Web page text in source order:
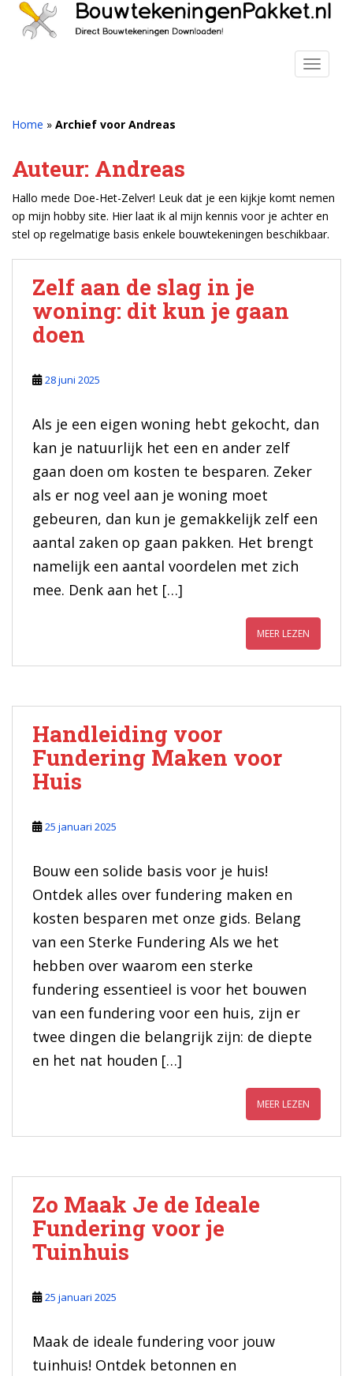
Home » Archief voor Andreas
Auteur: Andreas
Hallo mede Doe-Het-Zelver! Leuk dat je een kijkje komt nemen
op mijn hobby site. Hier laat ik al mijn kennis voor je achter en
stel op regelmatige basis enkele bouwtekeningen beschikbaar.
Zelf aan de slag in je
woning: dit kun je gaan
doen
28 juni 2025
Als je een eigen woning hebt gekocht, dan
kan je natuurlijk het een en ander zelf
gaan doen om kosten te besparen. Zeker
als er nog veel aan je woning moet
gebeuren, dan kun je gemakkelijk zelf een
aantal zaken op gaan pakken. Het brengt
namelijk een aantal voordelen met zich
mee. Denk aan het […]
MEER LEZEN
Handleiding voor
Fundering Maken voor
Huis
25 januari 2025
Bouw een solide basis voor je huis!
Ontdek alles over fundering maken en
kosten besparen met onze gids. Belang
van een Sterke Fundering Als we het
hebben over waarom een sterke
fundering essentieel is voor het bouwen
van een fundering voor een huis, zijn er
twee dingen die belangrijk zijn: de diepte
en het nat houden […]
MEER LEZEN
Zo Maak Je de Ideale
Fundering voor je
Tuinhuis
25 januari 2025
Maak de ideale fundering voor jouw
tuinhuis! Ontdek betonnen en